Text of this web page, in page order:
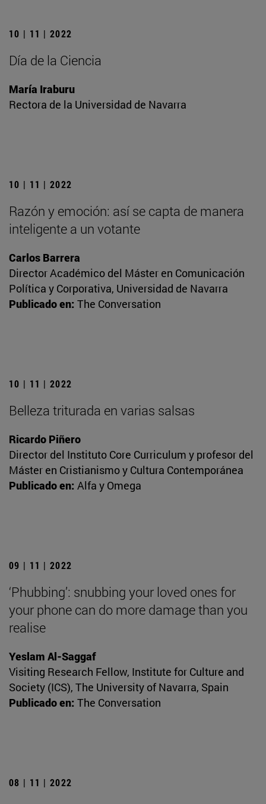
10 | 11 | 2022
Día de la Ciencia
María Iraburu
Rectora de la Universidad de Navarra
10 | 11 | 2022
Razón y emoción: así se capta de manera
inteligente a un votante
Carlos Barrera
Director Académico del Máster en Comunicación
Política y Corporativa, Universidad de Navarra
Publicado en: The Conversation
10 | 11 | 2022
Belleza triturada en varias salsas
Ricardo Piñero
Director del Instituto Core Curriculum y profesor del
Máster en Cristianismo y Cultura Contemporánea
Publicado en: Alfa y Omega
09 | 11 | 2022
‘Phubbing’: snubbing your loved ones for
your phone can do more damage than you
realise
Yeslam Al-Saggaf
Visiting Research Fellow, Institute for Culture and
Society (ICS), The University of Navarra, Spain
Publicado en: The Conversation
08 | 11 | 2022